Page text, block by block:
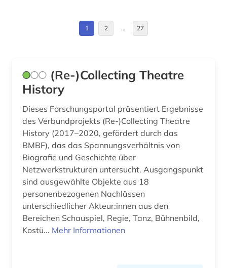
ausstellung (1)
av-medien (1)
bauhaus (1)
bedarfsforschung (1)
beeinträchtigung (1)
behinderung (1)
belgien (1)
ben (1)
Kanada (7)
Kroatien (1)
Lettland (1)
Liechtenstein (1)
Luxemburg (2)
Mittelamerika (1)
1 2 … 27
(Re-)Collecting Theatre
History
Dieses Forschungsportal präsentiert Ergebnisse
des Verbundprojekts (Re-)Collecting Theatre
History (2017–2020, gefördert durch das
BMBF), das das Spannungsverhältnis von
Biografie und Geschichte über
Netzwerkstrukturen untersucht. Ausgangspunkt
sind ausgewählte Objekte aus 18
personenbezogenen Nachlässen
unterschiedlicher Akteur:innen aus den
Bereichen Schauspiel, Regie, Tanz, Bühnenbild,
Kostü... Mehr Informationen